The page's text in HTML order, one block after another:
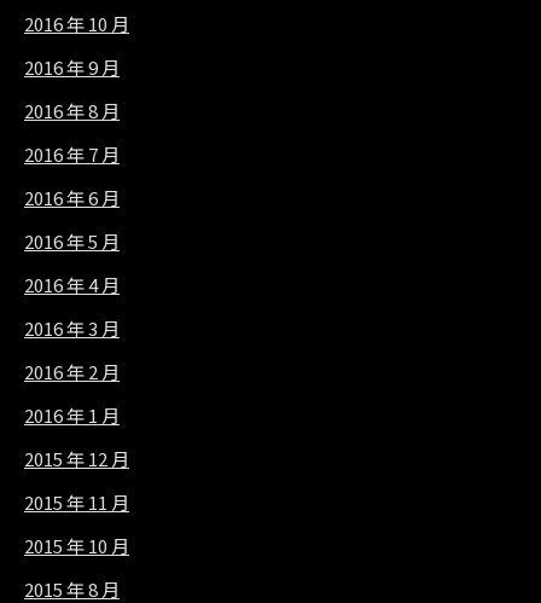
2016 年 10 月
2016 年 9 月
2016 年 8 月
2016 年 7 月
2016 年 6 月
2016 年 5 月
2016 年 4 月
2016 年 3 月
2016 年 2 月
2016 年 1 月
2015 年 12 月
2015 年 11 月
2015 年 10 月
2015 年 8 月